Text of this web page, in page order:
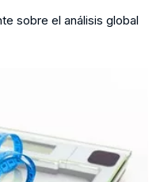
sobre el análisis global